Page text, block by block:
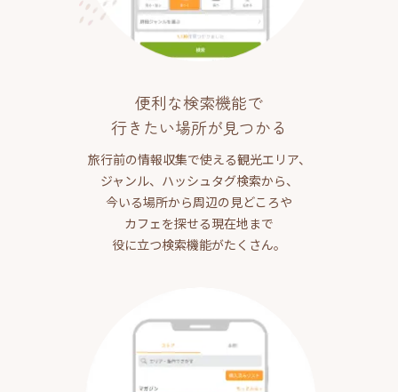
便利な検索機能で
行きたい場所が見つかる
旅行前の情報収集で使える観光エリア、
ジャンル、ハッシュタグ検索から、
今いる場所から周辺の見どころや
カフェを探せる現在地まで
役に立つ検索機能がたくさん。